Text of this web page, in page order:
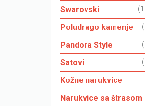
Swarovski
Poludrago kamenje
Pandora Style
Satovi
Kožne narukvice
Narukvice sa štrasom